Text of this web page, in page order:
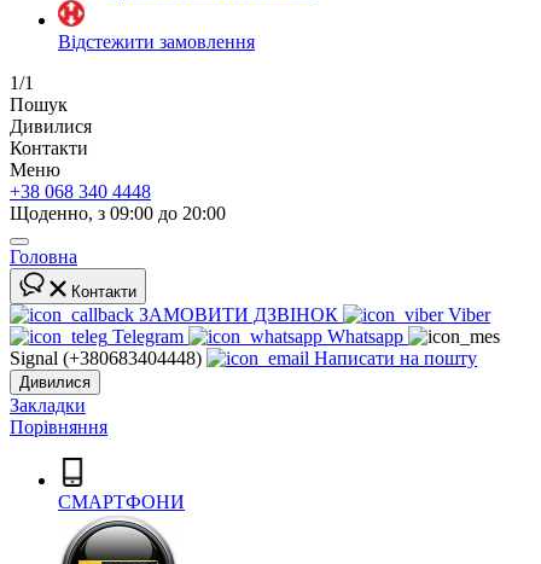
Відстежити замовлення
1/1
Пошук
Дивилися
Контакти
Меню
+38 068 340 4448
Щоденно, з 09:00 до 20:00
Головна
Контакти
ЗАМОВИТИ ДЗВІНОК
Viber
Telegram
Whatsapp
Signal (+380683404448)
Написати на пошту
Дивилися
Закладки
Порівняння
СМАРТФОНИ